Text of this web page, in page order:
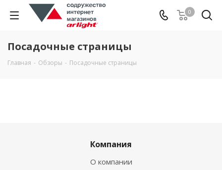
0
Посадочные страницы
Главная - Обзоры - Посадочные страницы
Компания
О компании